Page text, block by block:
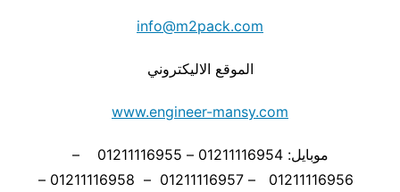
info@m2pack.com
الموقع الاليكتروني
www.engineer-mansy.com
موبايل: 01211116954 – 01211116955 –
01211116956 – 01211116957 – 01211116958 –